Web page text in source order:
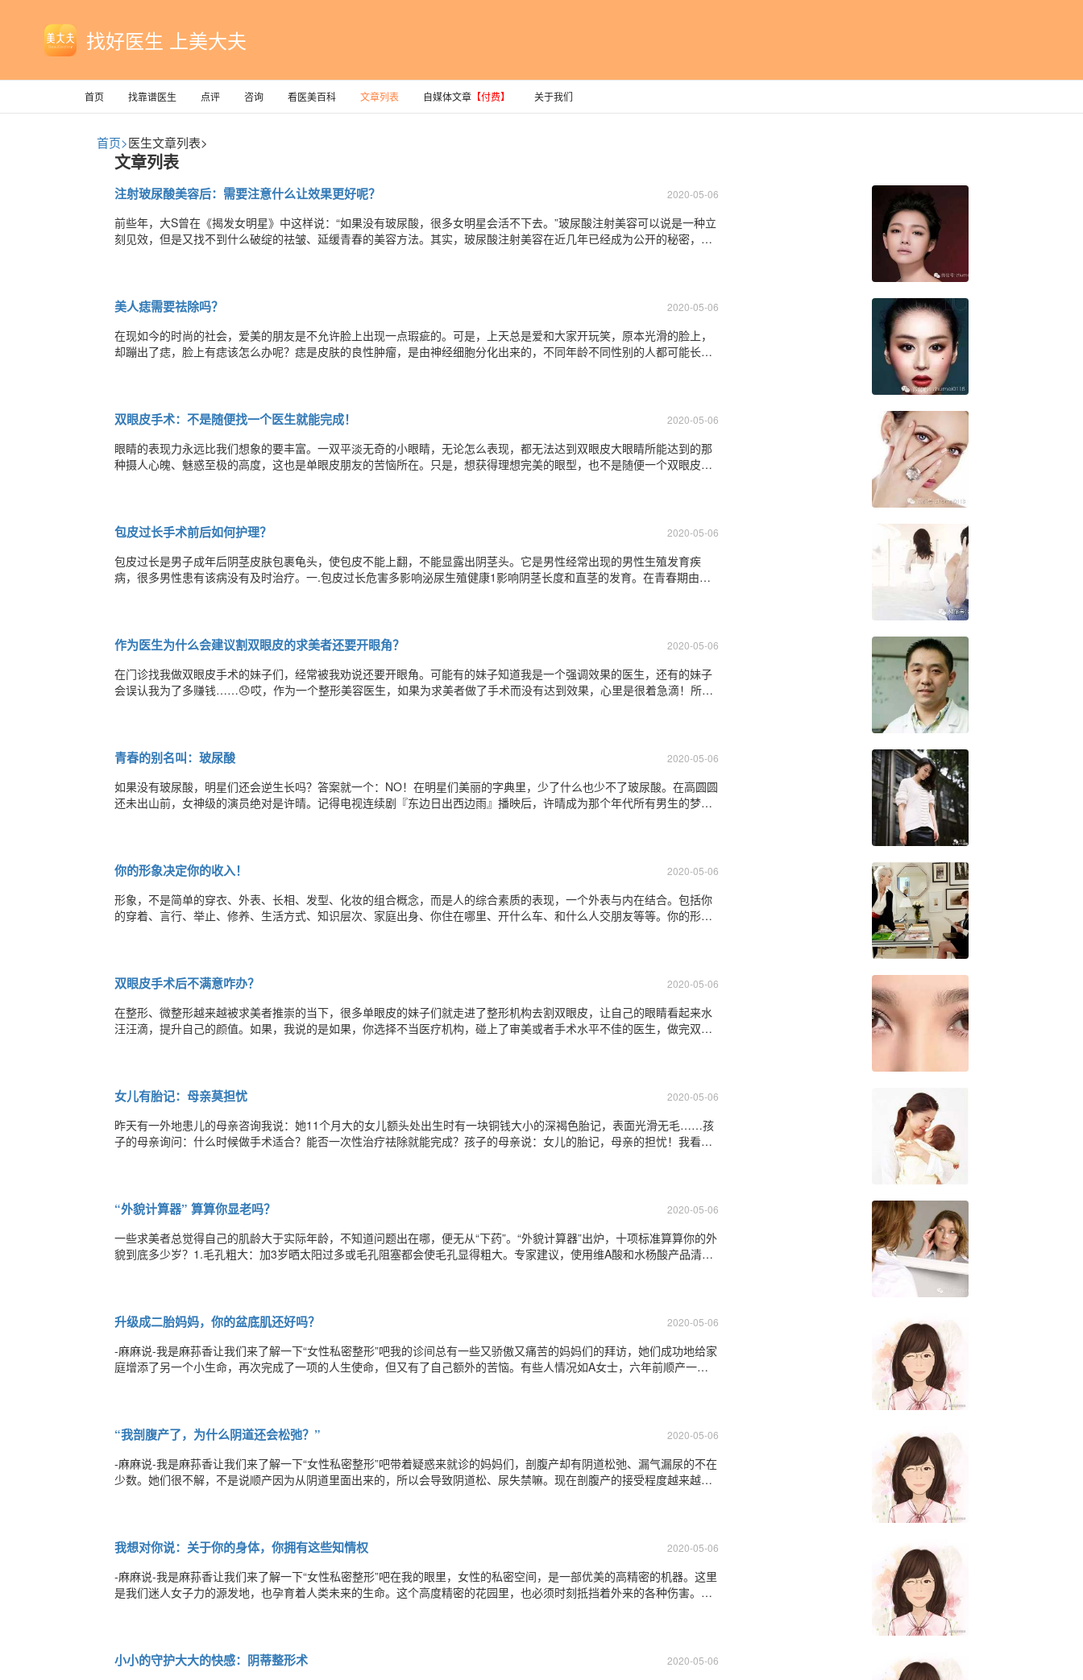
找好医生 上美大夫
首页 找靠谱医生 点评 咨询 看医美百科 文章列表 自媒体文章 【付费】 关于我们
首页>医生文章列表>
文章列表
注射玻尿酸美容后：需要注意什么让效果更好呢？ 2020-05-06
前些年，大S曾在《揭发女明星》中这样说：“如果没有玻尿酸，很多女明星会活不下去。”玻尿酸注射美容可以说是一种立
刻见效，但是又找不到什么破绽的祛皱、延缓青春的美容方法。其实，玻尿酸注射美容在近几年已经成为公开的秘密，而
美人痣需要祛除吗？ 2020-05-06
在现如今的时尚的社会，爱美的朋友是不允许脸上出现一点瑕疵的。可是，上天总是爱和大家开玩笑，原本光滑的脸上，
却蹦出了痣，脸上有痣该怎么办呢？痣是皮肤的良性肿瘤，是由神经细胞分化出来的，不同年龄不同性别的人都可能长
双眼皮手术：不是随便找一个医生就能完成！ 2020-05-06
眼睛的表现力永远比我们想象的要丰富。一双平淡无奇的小眼睛，无论怎么表现，都无法达到双眼皮大眼睛所能达到的那
种摄人心魄、魅惑至极的高度，这也是单眼皮朋友的苦恼所在。只是，想获得理想完美的眼型，也不是随便一个双眼皮手
包皮过长手术前后如何护理？ 2020-05-06
包皮过长是男子成年后阴茎皮肤包裹龟头，使包皮不能上翻，不能显露出阴茎头。它是男性经常出现的男性生殖发育疾
病，很多男性患有该病没有及时治疗。一.包皮过长危害多影响泌尿生殖健康1影响阴茎长度和直茎的发育。在青春期由于
作为医生为什么会建议割双眼皮的求美者还要开眼角？ 2020-05-06
在门诊找我做双眼皮手术的妹子们，经常被我劝说还要开眼角。可能有的妹子知道我是一个强调效果的医生，还有的妹子
会误认我为了多赚钱……😞哎，作为一个整形美容医生，如果为求美者做了手术而没有达到效果，心里是很着急滴！所
青春的别名叫：玻尿酸 2020-05-06
如果没有玻尿酸，明星们还会逆生长吗？答案就一个：NO！在明星们美丽的字典里，少了什么也少不了玻尿酸。在高圆圆
还未出山前，女神级的演员绝对是许晴。记得电视连续剧『东边日出西边雨』播映后，许晴成为那个年代所有男生的梦中
你的形象决定你的收入！ 2020-05-06
形象，不是简单的穿衣、外表、长相、发型、化妆的组合概念，而是人的综合素质的表现，一个外表与内在结合。包括你
的穿着、言行、举止、修养、生活方式、知识层次、家庭出身、你住在哪里、开什么车、和什么人交朋友等等。你的形象
双眼皮手术后不满意咋办？ 2020-05-06
在整形、微整形越来越被求美者推崇的当下，很多单眼皮的妹子们就走进了整形机构去割双眼皮，让自己的眼睛看起来水
汪汪滴，提升自己的颜值。如果，我说的是如果，你选择不当医疗机构，碰上了审美或者手术水平不佳的医生，做完双眼
女儿有胎记：母亲莫担忧 2020-05-06
昨天有一外地患儿的母亲咨询我说：她11个月大的女儿额头处出生时有一块铜钱大小的深褐色胎记，表面光滑无毛……孩
子的母亲询问：什么时候做手术适合？能否一次性治疗祛除就能完成？孩子的母亲说：女儿的胎记，母亲的担忧！我看了
“外貌计算器” 算算你显老吗？ 2020-05-06
一些求美者总觉得自己的肌龄大于实际年龄，不知道问题出在哪，便无从“下药”。“外貌计算器”出炉，十项标准算算你的外
貌到底多少岁？1.毛孔粗大：加3岁晒太阳过多或毛孔阻塞都会使毛孔显得粗大。专家建议，使用维A酸和水杨酸产品清洁
升级成二胎妈妈，你的盆底肌还好吗？ 2020-05-06
-麻麻说-我是麻荪香让我们来了解一下“女性私密整形”吧我的诊间总有一些又骄傲又痛苦的妈妈们的拜访，她们成功地给家
庭增添了另一个小生命，再次完成了一项的人生使命，但又有了自己额外的苦恼。有些人情况如A女士，六年前顺产一胎
“我剖腹产了，为什么阴道还会松弛？” 2020-05-06
-麻麻说-我是麻荪香让我们来了解一下“女性私密整形”吧带着疑惑来就诊的妈妈们，剖腹产却有阴道松弛、漏气漏尿的不在
少数。她们很不解，不是说顺产因为从阴道里面出来的，所以会导致阴道松、尿失禁嘛。现在剖腹产的接受程度越来越多
我想对你说：关于你的身体，你拥有这些知情权 2020-05-06
-麻麻说-我是麻荪香让我们来了解一下“女性私密整形”吧在我的眼里，女性的私密空间，是一部优美的高精密的机器。这里
是我们迷人女子力的源发地，也孕育着人类未来的生命。这个高度精密的花园里，也必须时刻抵挡着外来的各种伤害。作
小小的守护大大的快感：阴蒂整形术 2020-05-06